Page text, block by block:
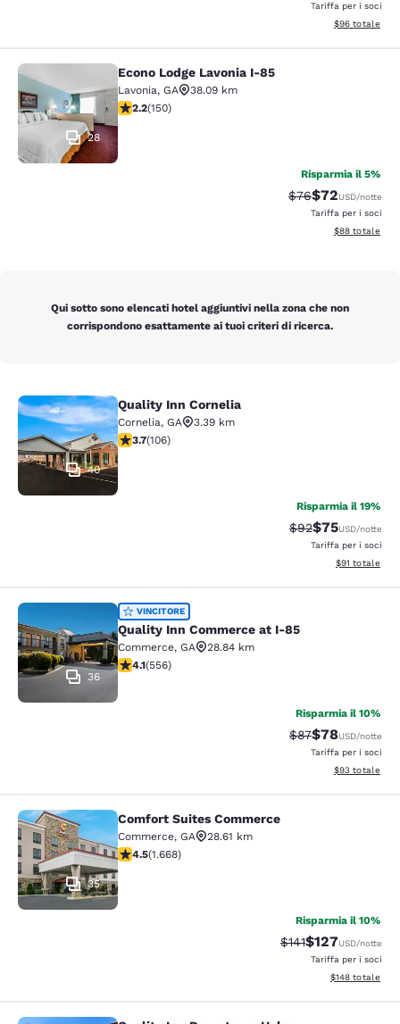
Tariffa per i soci
Visualizza i
$96 totale
Econo Lodge Lavonia I-85
28
Econo Lodge Lavonia I-85
Lavonia, GA
38.09 km
Valutazione di 2.21 stelle. Discreto. 150 recensioni
2.2(150)
Risparmia il 5%
Tariffa di
$76Tariffa
$72USD/notte
Tariffa per i soci
Visualizza i
$88 totale
Qui sotto sono elencati hotel aggiuntivi nella zona che non
corrispondono esattamente ai tuoi criteri di ricerca.
Quality Inn Cornelia
40
Quality Inn Cornelia
Cornelia, GA
3.39 km
Valutazione di 3.69 stelle. Buono. 106 recensioni
3.7(106)
Risparmia il 19%
Tariffa di
$92Tariffa
$75USD/notte
Tariffa per i soci
Visualizza i
$91 totale
Quality Inn Commerce at I-85
36
VINCITORE
Quality Inn Commerce at I-85
Commerce, GA
28.84 km
Valutazione di 4.07 stelle. Molto buono. 556 recensioni
4.1(556)
Risparmia il 10%
Tariffa di
$87Tariffa
$78USD/notte
Tariffa per i soci
Visualizza i
$93 totale
Comfort Suites Commerce
35
Comfort Suites Commerce
Commerce, GA
28.61 km
Valutazione di 4.55 stelle. Ottimo. 1668 recensioni
4.5(1.668)
Risparmia il 10%
Tariffa di
$141Tariffa
$127USD/notte
Tariffa per i soci
Visualizza i
$148 totale